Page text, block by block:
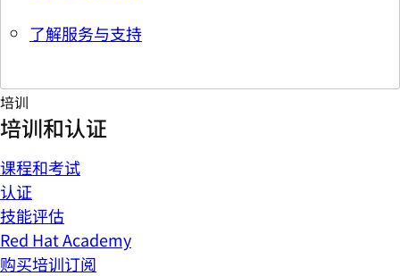
了解服务与支持
培训
培训和认证
课程和考试
认证
技能评估
Red Hat Academy
购买培训订阅